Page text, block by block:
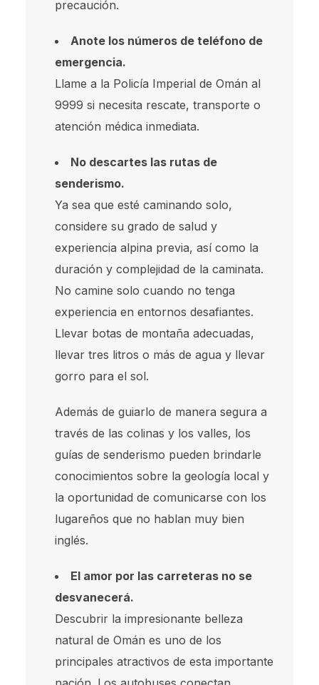
precaución.
Anote los números de teléfono de
emergencia.
Llame a la Policía Imperial de Omán al
9999 si necesita rescate, transporte o
atención médica inmediata.
No descartes las rutas de
senderismo.
Ya sea que esté caminando solo,
considere su grado de salud y
experiencia alpina previa, así como la
duración y complejidad de la caminata.
No camine solo cuando no tenga
experiencia en entornos desafiantes.
Llevar botas de montaña adecuadas,
llevar tres litros o más de agua y llevar
gorro para el sol.
Además de guiarlo de manera segura a
través de las colinas y los valles, los
guías de senderismo pueden brindarle
conocimientos sobre la geología local y
la oportunidad de comunicarse con los
lugareños que no hablan muy bien
inglés.
El amor por las carreteras no se
desvanecerá.
Descubrir la impresionante belleza
natural de Omán es uno de los
principales atractivos de esta importante